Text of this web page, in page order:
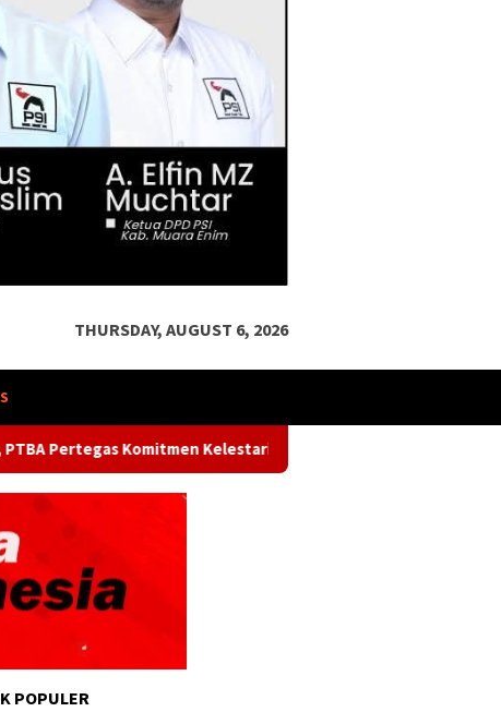
THURSDAY, AUGUST 6, 2026
Sungai dalam Konferensi Sungai Indonesia 2026
POPULER